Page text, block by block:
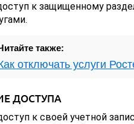
к защищенному
также:
отключать услуги
ДОСТУПА
к своей учетной